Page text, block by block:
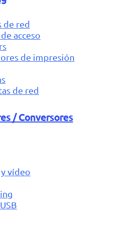
de red
acceso
de impresión
de red
/ Conversores
vídeo